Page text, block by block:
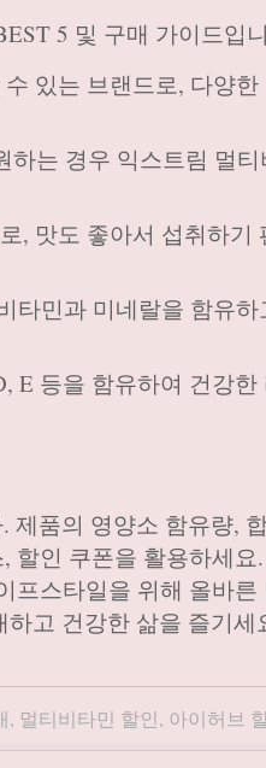
5 및 구매 가이드입
있는 브랜드로, 다양한
는 경우 익스트림 멀티
, 맛도 좋아서 섭취하기
타민과 미네랄을 함유하
E 등을 함유하여 건강한
제품의 영양소 함유량,
할인 쿠폰을 활용하세요
프스타일을 위해 올바른
고 건강한 삶을 즐기세
, 멀티비타민 할인, 아이허브